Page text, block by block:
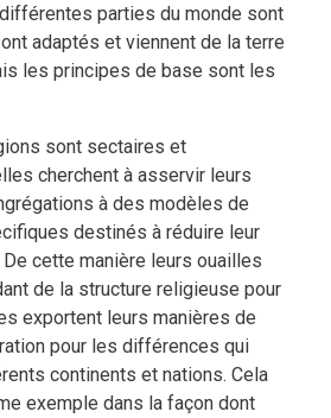
parties du monde sont
adaptés et viennent de la terre
les principes de base sont les
sont sectaires et
cherchent à asservir leurs
à des modèles de
destinés à réduire leur
cette manière leurs ouailles
de la structure religieuse pour
exportent leurs manières de
pour les différences qui
continents et nations. Cela
exemple dans la façon dont